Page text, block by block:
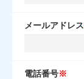
メールアドレス
電話番号※